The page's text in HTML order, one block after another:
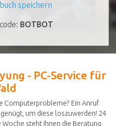
speichern
BOTBOT
- PC-Service für
Computerprobleme? Ein Anruf
um diese loszuwerden! 24
Woche steht Ihnen die Beratung